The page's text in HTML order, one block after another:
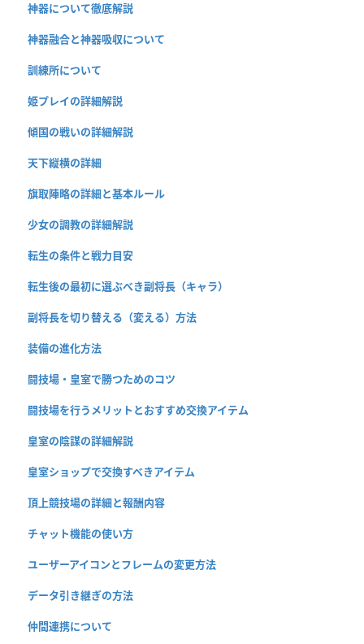
神器について徹底解説
神器融合と神器吸収について
訓練所について
姫プレイの詳細解説
傾国の戦いの詳細解説
天下縦横の詳細
旗取陣略の詳細と基本ルール
少女の調教の詳細解説
転生の条件と戦力目安
転生後の最初に選ぶべき副将長（キャラ）
副将長を切り替える（変える）方法
装備の進化方法
闘技場・皇室で勝つためのコツ
闘技場を行うメリットとおすすめ交換アイテム
皇室の陰謀の詳細解説
皇室ショップで交換すべきアイテム
頂上競技場の詳細と報酬内容
チャット機能の使い方
ユーザーアイコンとフレームの変更方法
データ引き継ぎの方法
仲間連携について